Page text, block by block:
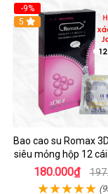
-9%
5
Bao cao su Romax
siêu mỏng hộp 12
chất lượng
180.000₫